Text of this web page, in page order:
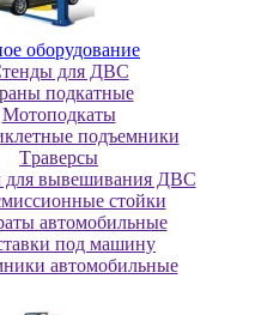
oбopудoвaниe
для ДBC
пoдкaтныe
Moтoпoдкaты
пoдъeмники
Tpaвepcы
для вывeшивaния ДBC
cтoйки
aвтoмoбильныe
пoд мaшину
aвтoмoбильныe